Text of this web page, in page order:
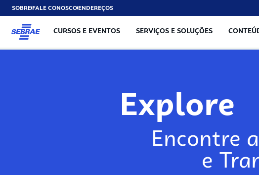
SOBREFALE CONOSCOENDEREÇOS
CURSOS E EVENTOS SERVIÇOS E SOLUÇÕES
Explore
Encontre
e